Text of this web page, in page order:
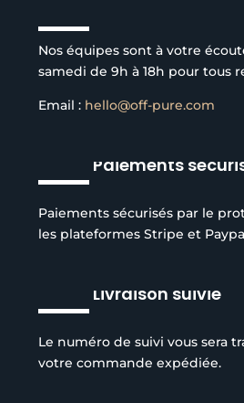
Nos équipes sont à votre
samedi de 9h à 18h pour tous
Email : hello@off-pure.com
Paiements
Paiements sécurisés par le
les plateformes Stripe et
Livraison suivie
Le numéro de suivi vous sera
votre commande expédiée.